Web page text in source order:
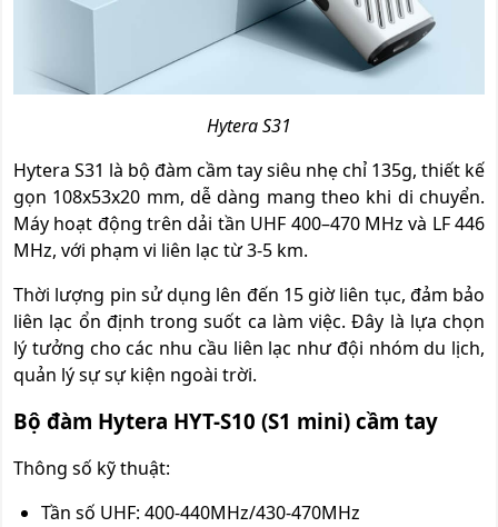
Hytera S31
Hytera S31 là bộ đàm cầm tay siêu nhẹ chỉ 135g, thiết kế
gọn 108x53x20 mm, dễ dàng mang theo khi di chuyển.
Máy hoạt động trên dải tần UHF 400–470 MHz và LF 446
MHz, với phạm vi liên lạc từ 3-5 km.
Thời lượng pin sử dụng lên đến 15 giờ liên tục, đảm bảo
liên lạc ổn định trong suốt ca làm việc. Đây là lựa chọn
lý tưởng cho các nhu cầu liên lạc như đội nhóm du lịch,
quản lý sự sự kiện ngoài trời.
Bộ đàm Hytera HYT-S10 (S1 mini) cầm tay
Thông số kỹ thuật:
Tần số UHF: 400-440MHz/430-470MHz